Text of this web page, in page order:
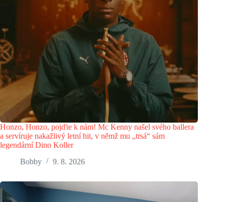
Honzo, Honzo, pojďte k nám! Mc Kenny našel svého ballera
a servíruje nakažlivý letní hit, v němž mu „trsá“ sám
legendární Dino Koller
Bobby
9. 8. 2026